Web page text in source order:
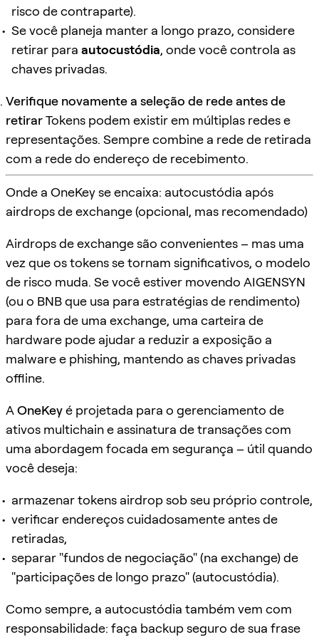
risco de contraparte).
Se você planeja manter a longo prazo, considere
retirar para autocustódia, onde você controla as
chaves privadas.
Verifique novamente a seleção de rede antes de
retirarTokens podem existir em múltiplas redes e
representações. Sempre combine a rede de retirada
com a rede do endereço de recebimento.
Onde a OneKey se encaixa: autocustódia após
airdrops de exchange (opcional, mas recomendado)
Airdrops de exchange são convenientes – mas uma
vez que os tokens se tornam significativos, o modelo
de risco muda. Se você estiver movendo AIGENSYN
(ou o BNB que usa para estratégias de rendimento)
para fora de uma exchange, uma carteira de
hardware pode ajudar a reduzir a exposição a
malware e phishing, mantendo as chaves privadas
offline.
A OneKeyé projetada para o gerenciamento de
ativos multichain e assinatura de transações com
uma abordagem focada em segurança – útil quando
você deseja:
armazenar tokens airdrop sob seu próprio controle,
verificar endereços cuidadosamente antes de
retiradas,
separar "fundos de negociação" (na exchange) de
"participações de longo prazo" (autocustódia).
Como sempre, a autocustódia também vem com
responsabilidade: faça backup seguro de sua frase